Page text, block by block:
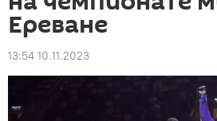
Ереване
13:54 10.11.2023